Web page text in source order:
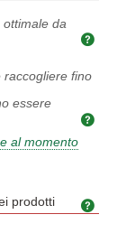
da
raccogliere fino
essere
al momento
prodotti